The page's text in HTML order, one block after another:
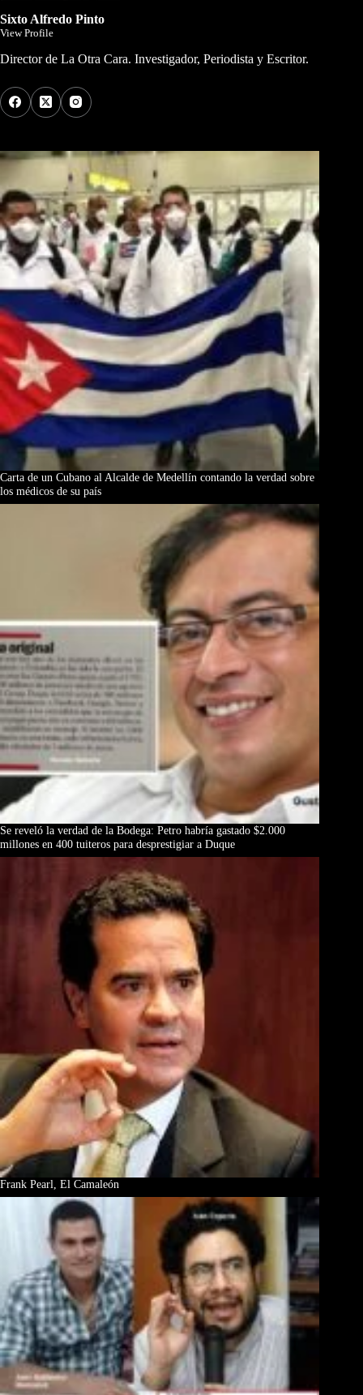
Sixto Alfredo Pinto
View Profile
Director de La Otra Cara. Investigador, Periodista y Escritor.
Carta de un Cubano al Alcalde de Medellín contando la verdad sobre
los médicos de su país
Se reveló la verdad de la Bodega: Petro habría gastado $2.000
millones en 400 tuiteros para desprestigiar a Duque
Frank Pearl, El Camaleón